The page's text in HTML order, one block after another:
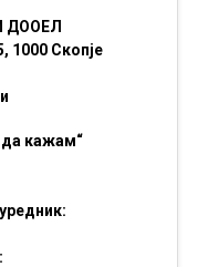
ДООЕЛ
1000 Скопје
да кажам“